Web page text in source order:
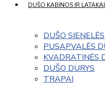
DUŠO KABINOS IR LATAKAI
DUŠO SIENELĖS
PUSAPVALĖS
KVADRATINĖS
DUŠO DURYS
TRAPAI